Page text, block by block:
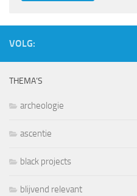
VOLG:
THEMA’S
archeologie
ascentie
black projects
blijvend relevant